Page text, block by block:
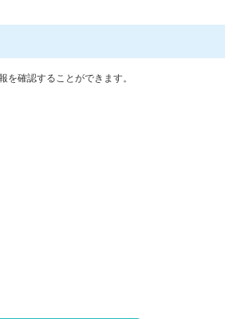
を確認することができます。